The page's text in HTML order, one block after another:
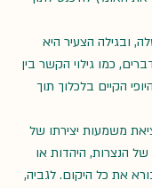
ובגילה הצעיר היא
כמו גילוי הקשר בין
הקיים בלכלוך תוך
משמעות יצירתו של
הנצרות, היהדות או
את כל היקום. לגביה,